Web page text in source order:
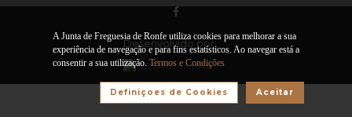
Desenvolvido por:
A Junta de Freguesia de Ronfe utiliza cookies para melhorar a sua
experiência de navegação e para fins estatísticos. Ao navegar está a
consentir a sua utilização. Termos e Condições
Aceitar
Definiçoes de Cookies